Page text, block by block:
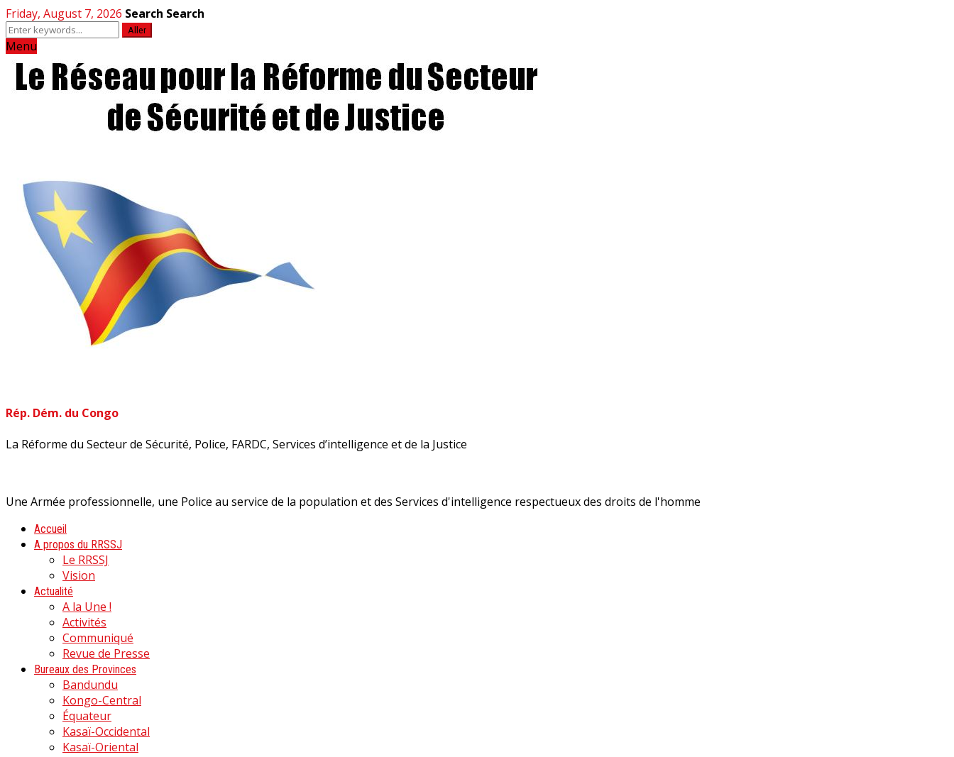
Friday, August 7, 2026 Search Search
Aller
Menu
Rép. Dém. du Congo
La Réforme du Secteur de Sécurité, Police, FARDC, Services d’intelligence et de la Justice
Une Armée professionnelle, une Police au service de la population et des Services d'intelligence respectueux des droits de l'homme
Accueil
A propos du RRSSJ
Le RRSSJ
Vision
Actualité
A la Une !
Activités
Communiqué
Revue de Presse
Bureaux des Provinces
Bandundu
Kongo-Central
Équateur
Kasaï-Occidental
Kasaï-Oriental